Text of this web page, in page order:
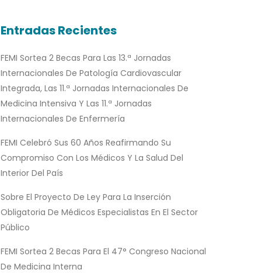
Entradas Recientes
FEMI Sortea 2 Becas Para Las 13.ª Jornadas
Internacionales De Patología Cardiovascular
Integrada, Las 11.ª Jornadas Internacionales De
Medicina Intensiva Y Las 11.ª Jornadas
Internacionales De Enfermería
FEMI Celebró Sus 60 Años Reafirmando Su
Compromiso Con Los Médicos Y La Salud Del
Interior Del País
Sobre El Proyecto De Ley Para La Inserción
Obligatoria De Médicos Especialistas En El Sector
Público
FEMI Sortea 2 Becas Para El 47° Congreso Nacional
De Medicina Interna